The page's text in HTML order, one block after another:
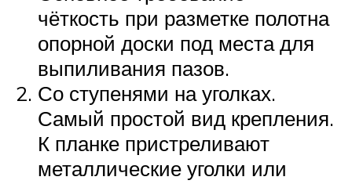
чёткость при разметке полотна
опорной доски под места для
выпиливания пазов.
Со ступенями на уголках.
Самый простой вид крепления.
К планке пристреливают
металлические уголки или